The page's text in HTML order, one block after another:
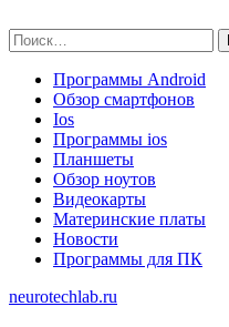
to
content
Найти:
Программы Android
Обзор смартфонов
Ios
Программы ios
Планшеты
Обзор ноутов
Видеокарты
Материнские платы
Новости
Программы для ПК
neurotechlab.ru